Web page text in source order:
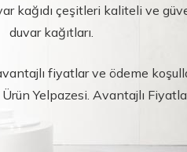
kağıdı çeşitleri kaliteli ve
duvar kağıtları.
fiyatlar ve ödeme
Yelpazesi. Avantajlı